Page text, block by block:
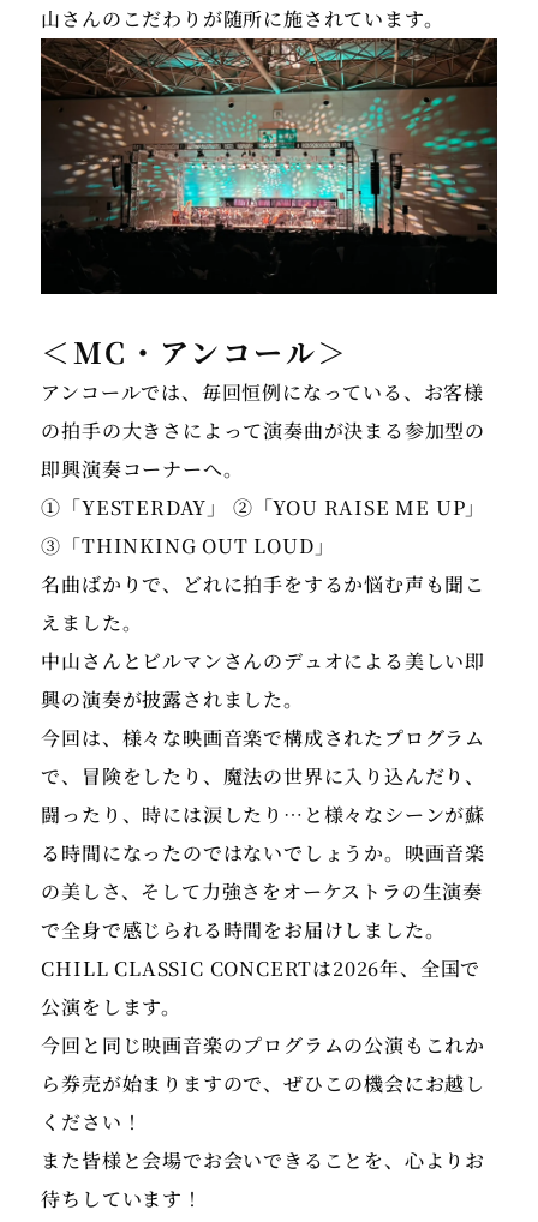
＜MC・アンコール＞
アンコールでは、毎回恒例になっている、お客様
の拍手の大きさによって演奏曲が決まる参加型の
即興演奏コーナーへ。
①「YESTERDAY」 ②「YOU RAISE ME UP」
③「THINKING OUT LOUD」
名曲ばかりで、どれに拍手をするか悩む声も聞こ
えました。
中山さんとビルマンさんのデュオによる美しい即
興の演奏が披露されました。
今回は、様々な映画音楽で構成されたプログラム
で、冒険をしたり、魔法の世界に入り込んだり、
闘ったり、時には涙したり…と様々なシーンが蘇
る時間になったのではないでしょうか。映画音楽
の美しさ、そして力強さをオーケストラの生演奏
で全身で感じられる時間をお届けしました。
CHILL CLASSIC CONCERTは2026年、全国で
公演をします。
今回と同じ映画音楽のプログラムの公演もこれか
ら券売が始まりますので、ぜひこの機会にお越し
ください！
また皆様と会場でお会いできることを、心よりお